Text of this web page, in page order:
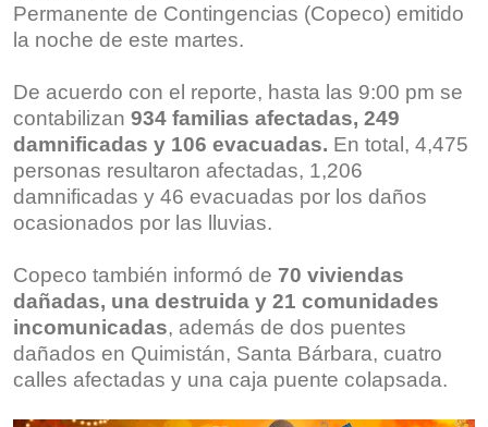
Permanente de Contingencias (Copeco) emitido
la noche de este martes.
De acuerdo con el reporte, hasta las 9:00 pm se
contabilizan 934 familias afectadas, 249
damnificadas y 106 evacuadas. En total, 4,475
personas resultaron afectadas, 1,206
damnificadas y 46 evacuadas por los daños
ocasionados por las lluvias.
Copeco también informó de 70 viviendas
dañadas, una destruida y 21 comunidades
incomunicadas, además de dos puentes
dañados en Quimistán, Santa Bárbara, cuatro
calles afectadas y una caja puente colapsada.